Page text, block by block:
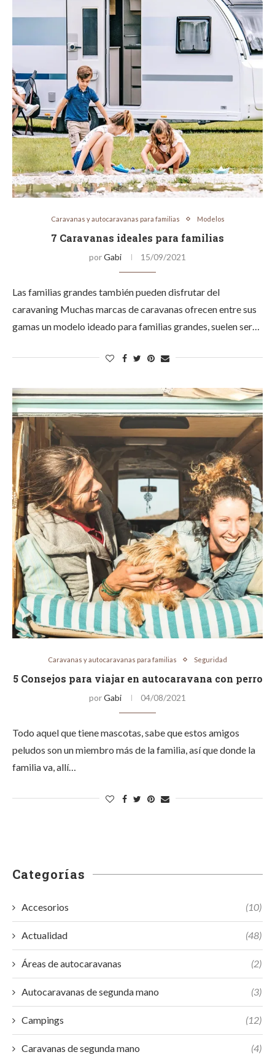
Caravanas y autocaravanas para familias Modelos
7 Caravanas ideales para familias
porGabi 15/09/2021
Las familias grandes también pueden disfrutar del
caravaning Muchas marcas de caravanas ofrecen entre sus
gamas un modelo ideado para familias grandes, suelen ser…
Caravanas y autocaravanas para familias Seguridad
5 Consejos para viajar en autocaravana con perro
porGabi 04/08/2021
Todo aquel que tiene mascotas, sabe que estos amigos
peludos son un miembro más de la familia, así que donde la
familia va, allí…
Categorías
Accesorios (10)
Actualidad (48)
Áreas de autocaravanas (2)
Autocaravanas de segunda mano (3)
Campings (12)
Caravanas de segunda mano (4)